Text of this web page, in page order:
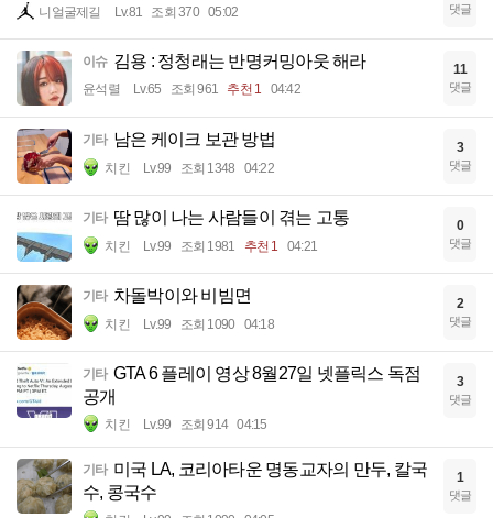
니얼굴제길 Lv.81 조회 370 05:02 댓글
이슈 김용 : 정청래는 반명커밍아웃 해라
윤석렬 Lv.65 조회 961 추천 1 04:42
11
댓글
기타 남은 케이크 보관 방법
치킨 Lv.99 조회 1348 04:22
3
댓글
기타 땀 많이 나는 사람들이 겪는 고통
치킨 Lv.99 조회 1981 추천 1 04:21
0
댓글
기타 차돌박이와 비빔면
치킨 Lv.99 조회 1090 04:18
2
댓글
기타 GTA 6 플레이 영상 8월27일 넷플릭스 독점
공개
치킨 Lv.99 조회 914 04:15
3
댓글
기타 미국 LA, 코리아타운 명동교자의 만두, 칼국
수, 콩국수
1
댓글